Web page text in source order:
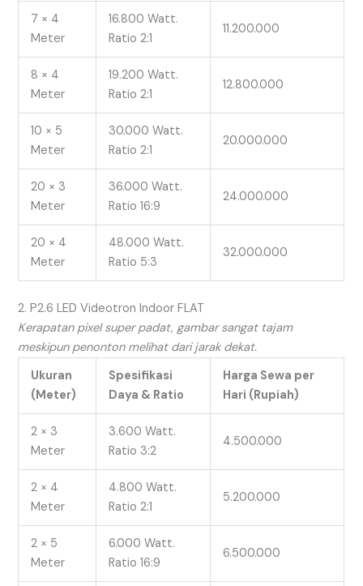
7 × 4
Meter
16.800 Watt.
Ratio 2:1
11.200.000
8 × 4
Meter
19.200 Watt.
Ratio 2:1
12.800.000
10 × 5
Meter
30.000 Watt.
Ratio 2:1
20.000.000
20 × 3
Meter
36.000 Watt.
Ratio 16:9
24.000.000
20 × 4
Meter
48.000 Watt.
Ratio 5:3
32.000.000
2. P2.6 LED Videotron Indoor FLAT
Kerapatan pixel super padat, gambar sangat tajam
meskipun penonton melihat dari jarak dekat.
Ukuran
(Meter)
Spesifikasi
Daya & Ratio
Harga Sewa per
Hari (Rupiah)
2 × 3
Meter
3.600 Watt.
Ratio 3:2
4.500.000
2 × 4
Meter
4.800 Watt.
Ratio 2:1
5.200.000
2 × 5
Meter
6.000 Watt.
Ratio 16:9
6.500.000